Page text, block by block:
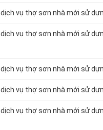
vụ thợ sơn nhà mới sử
vụ thợ sơn nhà mới sử
vụ thợ sơn nhà mới sử
vụ thợ sơn nhà mới sử
vụ thợ sơn nhà mới sử